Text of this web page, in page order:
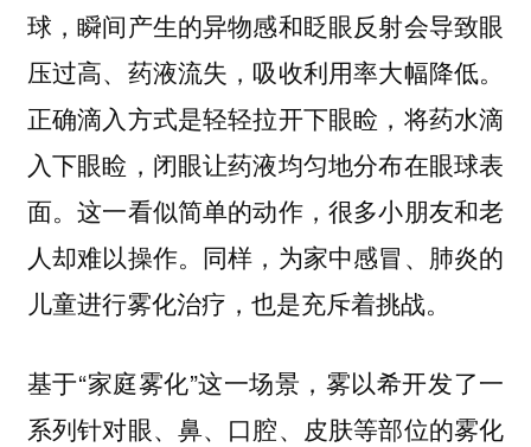
球，瞬间产生的异物感和眨眼反射会导致眼
压过高、药液流失，吸收利用率大幅降低。
正确滴入方式是轻轻拉开下眼睑，将药水滴
入下眼睑，闭眼让药液均匀地分布在眼球表
面。这一看似简单的动作，很多小朋友和老
人却难以操作。同样，为家中感冒、肺炎的
儿童进行雾化治疗，也是充斥着挑战。
基于“家庭雾化”这一场景，雾以希开发了一
系列针对眼、鼻、口腔、皮肤等部位的雾化